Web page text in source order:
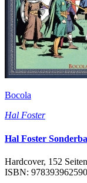
Bocola
Hal Foster
Hal Foster
Hardcover, 152
ISBN: